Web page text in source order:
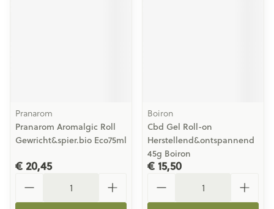
Pranarom
Pranarom Aromalgic Roll
Gewricht&spier.bio Eco75ml
€ 20,45
Boiron
Cbd Gel Roll-on
Herstellend&ontspannend
45g Boiron
€ 15,50